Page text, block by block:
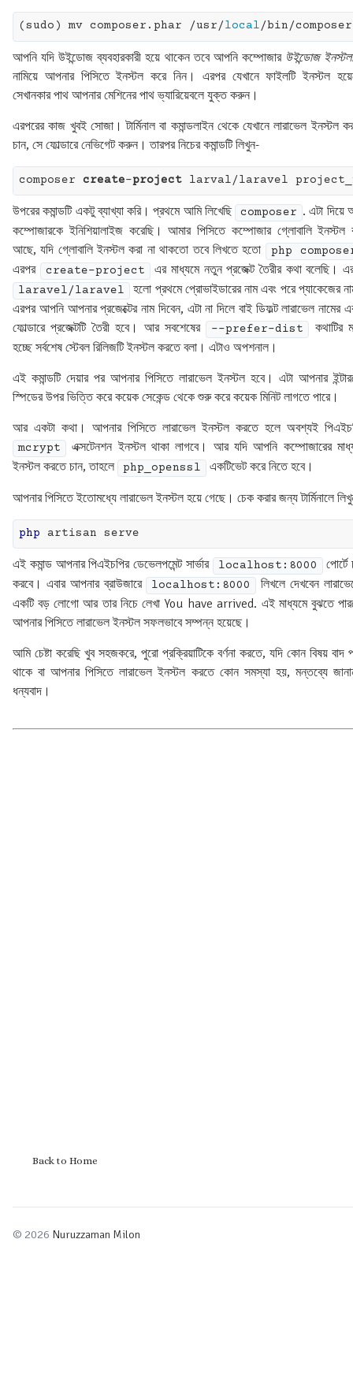
(sudo) mv composer.phar /usr/local
আপনি যদি উইন্ডোজ ব্যবহারকারী হয়ে থাকেন তবে আপনি কম্পোজার উইন্ডোজ
নামিয়ে আপনার পিসিতে ইনস্টল করে নিন। এরপর যেখানে ফাইলটি ইনস্টল
সেখানকার পাথ আপনার মেশিনের পাথ ভ্যারিয়েবলে যুক্ত করুন।
এরপরের কাজ খুবই সোজা। টার্মিনাল বা কমান্ডলাইন থেকে যেখানে লারাভেল ইনস্টল
চান, সে ফোল্ডারে নেভিগেট করুন। তারপর নিচের কমান্ডটি লিখুন-
composer create-project
উপরের কমান্ডটি একটু ব্যাখ্যা করি। প্রথমে আমি লিখেছি composer . এটা দিয়ে
কম্পোজারকে ইনিশিয়ালাইজ করেছি। আমার পিসিতে কম্পোজার গ্লোবালি ইনস্টল
আছে, যদি গ্লোবালি ইনস্টল করা না থাকতো তবে লিখতে হতো
php
এরপর create-project এর মাধ্যমে নতুন প্রজেক্ট তৈরীর কথা বলেছি।
laravel/laravel
হলো প্রথমে প্রোভাইডারের নাম এবং পরে প্যাকেজের
এরপর আপনি আপনার প্রজেক্টের নাম দিবেন, এটা না দিলে বাই ডিফল্ট লারাভেল নামের
ফোল্ডারে প্রজেক্টটি তৈরী হবে। আর সবশেষের --prefer-dist
কথাটির
হচ্ছে সর্বশেষ স্টেবল রিলিজটি ইনস্টল করতে বলা। এটাও অপশনাল।
এই কমান্ডটি দেয়ার পর আপনার পিসিতে লারাভেল ইনস্টল হবে। এটা আপনার
স্পিডের উপর ভিত্তি করে কয়েক সেকেন্ড থেকে শুরু করে কয়েক মিনিট লাগতে পারে।
আর একটা কথা। আপনার পিসিতে লারাভেল ইনস্টল করতে হলে অবশ্যই
mcrypt
এক্সটেনশন ইনস্টল থাকা লাগবে। আর যদি আপনি কম্পোজারের
ইনস্টল করতে চান, তাহলে
php_openssl
একটিভেট করে নিতে হবে।
আপনার পিসিতে ইতোমধ্যে লারাভেল ইনস্টল হয়ে গেছে। চেক করার জন্য টার্মিনালে
php
এই কমান্ড আপনার পিএইচপির ডেভেলপমেন্ট সার্ভার localhost:8000
পোর্টে
করবে। এবার আপনার ব্রাউজারে
localhost:8000
লিখলে দেখবেন
একটি বড় লোগো আর তার নিচে লেখা You have arrived. এই মাধ্যমে বুঝতে
আপনার পিসিতে লারাভেল ইনস্টল সফলভাবে সম্পন্ন হয়েছে।
আমি চেষ্টা করেছি খুব সহজকরে, পুরো প্রক্রিয়াটিকে বর্ণনা করতে, যদি কোন বিষয় বাদ
থাকে বা আপনার পিসিতে লারাভেল ইনস্টল করতে কোন সমস্যা হয়, মন্তব্যে
ধন্যবাদ।
Back to Home
© 2026 Nuruzzaman Milon